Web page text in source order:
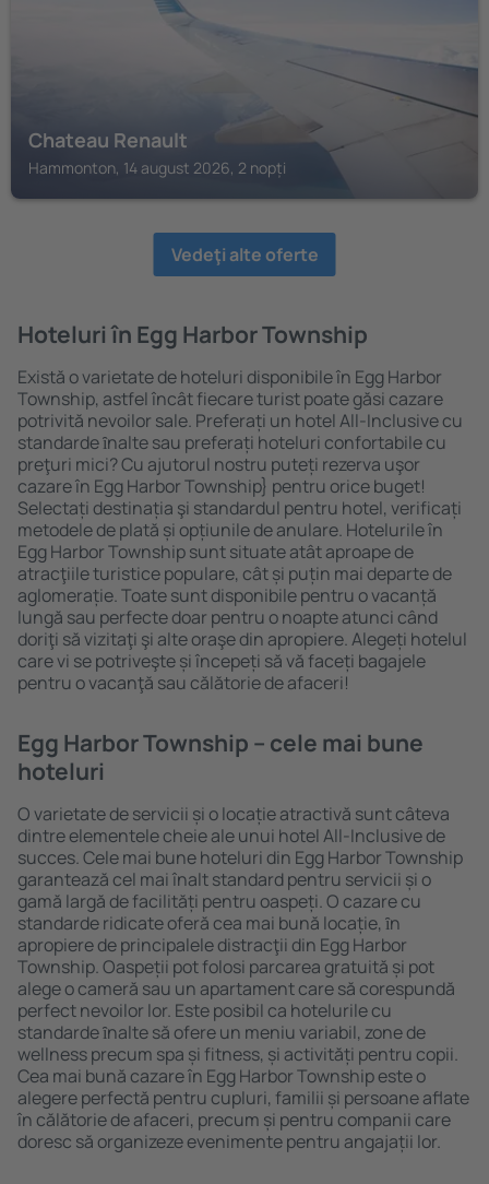
Chateau Renault
Hammonton, 14 august 2026, 2 nopți
Vedeţi alte oferte
Hoteluri în Egg Harbor Township
Există o varietate de hoteluri disponibile în Egg Harbor
Township, astfel încât fiecare turist poate găsi cazare
potrivită nevoilor sale. Preferați un hotel All-Inclusive cu
standarde ȋnalte sau preferați hoteluri confortabile cu
preţuri mici? Cu ajutorul nostru puteți rezerva uşor
cazare în Egg Harbor Township} pentru orice buget!
Selectați destinația şi standardul pentru hotel, verificați
metodele de plată și opțiunile de anulare. Hotelurile în
Egg Harbor Township sunt situate atât aproape de
atracţiile turistice populare, cât și puțin mai departe de
aglomerație. Toate sunt disponibile pentru o vacanță
lungă sau perfecte doar pentru o noapte atunci când
doriţi să vizitaţi şi alte oraşe din apropiere. Alegeți hotelul
care vi se potriveşte și începeți să vă faceți bagajele
pentru o vacanţă sau călătorie de afaceri!
Egg Harbor Township – cele mai bune
hoteluri
O varietate de servicii și o locație atractivă sunt câteva
dintre elementele cheie ale unui hotel All-Inclusive de
succes. Cele mai bune hoteluri din Egg Harbor Township
garantează cel mai înalt standard pentru servicii și o
gamă largă de facilități pentru oaspeți. O cazare cu
standarde ridicate oferă cea mai bună locație, ȋn
apropiere de principalele distracţii din Egg Harbor
Township. Oaspeții pot folosi parcarea gratuită și pot
alege o cameră sau un apartament care să corespundă
perfect nevoilor lor. Este posibil ca hotelurile cu
standarde ȋnalte să ofere un meniu variabil, zone de
wellness precum spa și fitness, și activități pentru copii.
Cea mai bună cazare în Egg Harbor Township este o
alegere perfectă pentru cupluri, familii și persoane aflate
în călătorie de afaceri, precum și pentru companii care
doresc să organizeze evenimente pentru angajații lor.